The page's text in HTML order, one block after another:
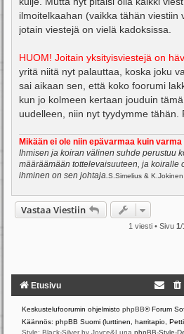
t
ilmoitelkaahan (vaikka tähän viestiin
jotain viestejä on vielä kadoksissa.
HUOM! Joitain yksityisviestejä on
yritä niitä nyt palauttaa, koska joku
sai aikaan sen, että koko foorumi
kun jo kolmeen kertaan jouduin
uudelleen, niin nyt tyydymme tähän.
Mikään ei ole niin epävarmaa kuin
Ihmisen ja koiran välinen suhde perustuu
määräämään tottelevaisuuteen, ja koiralle
ihminen on sen johtaja.S.Simelius & K.Jokinen
Vastaa Viestiin
1 viesti • Sivu 1/
Etusivu
Keskustelufoorumin ohjelmisto phpBB® Forum
Käännös: phpBB Suomi (lurttinen, harritapio,